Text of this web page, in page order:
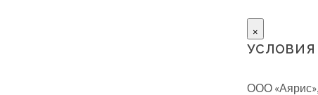
×
УСЛОВИЯ
ООО «Аярис»,